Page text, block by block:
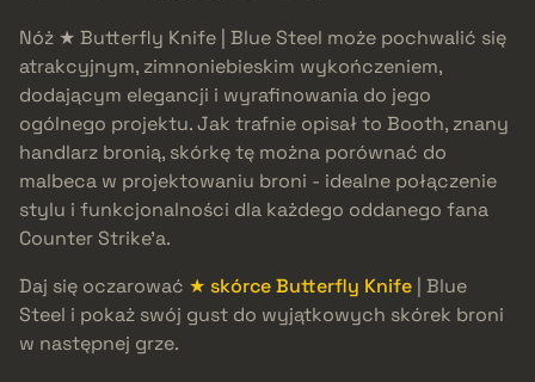
Nóż ★ Butterfly Knife | Blue Steel może pochwalić się
atrakcyjnym, zimnoniebieskim wykończeniem,
dodającym elegancji i wyrafinowania do jego
ogólnego projektu. Jak trafnie opisał to Booth, znany
handlarz bronią, skórkę tę można porównać do
malbeca w projektowaniu broni - idealne połączenie
stylu i funkcjonalności dla każdego oddanego fana
Counter Strike’a.
Daj się oczarować ★ skórce Butterfly Knife | Blue
Steel i pokaż swój gust do wyjątkowych skórek broni
w następnej grze.